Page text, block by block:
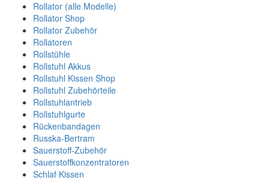
Rollator (alle Modelle)
Rollator Shop
Rollator Zubehör
Rollatoren
Rollstühle
Rollstuhl Akkus
Rollstuhl Kissen Shop
Rollstuhl Zubehörteile
Rollstuhlantrieb
Rollstuhlgurte
Rückenbandagen
Russka-Bertram
Sauerstoff-Zubehör
Sauerstoffkonzentratoren
Schlaf Kissen